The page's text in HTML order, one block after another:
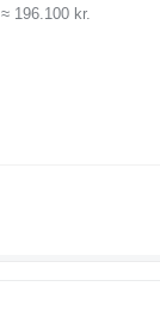
≈ 196.100 kr.